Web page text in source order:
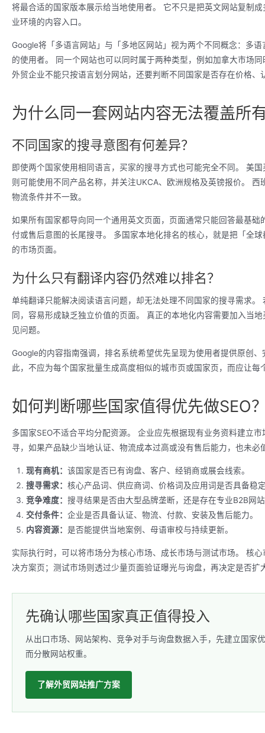
将最合适的国家版本展示给当地使用者。 它不只是把英文网站复制
业环境的内容入口。
Google将「多语言网站」与「多地区网站」视为两个不同概念：多
的使用者。 同一个网站也可以同时属于两种类型，例如加拿大市场
外贸企业不能只按语言划分网站，还要判断不同国家是否存在价格、
为什么同一套网站内容无法覆盖所
不同国家的搜寻意图有何差异？
即使两个国家使用相同语言，买家的搜寻方式也可能完全不同。 美
则可能使用不同产品名称，并关注UKCA、欧洲规格及英镑报价。
物流条件并不一致。
如果所有国家都导向同一个通用英文页面，页面通常只能回答最基
付或售后意图的长尾搜寻。 多国家本地化排名的核心，就是把「全
的市场页面。
为什么只有翻译内容仍然难以排名？
单纯翻译只能解决阅读语言问题，却无法处理不同国家的搜寻需求
同，容易形成缺乏独立价值的页面。 真正的本地化内容需要加入当
见问题。
Google的内容指南强调，排名系统希望优先呈现为使用者提供原创
此，不应为每个国家批量生成高度相似的城市页或国家页，而应让
如何判断哪些国家值得优先做SEO
多国家SEO不适合平均分配资源。 企业应先根据现有业务资料建立
寻，如果产品缺少当地认证、物流成本过高或没有售后能力，也未必
现有商机： 该国家是否已有询盘、客户、经销商或展会线索。
搜寻需求： 核心产品词、供应商词、价格词及应用词是否具备稳
竞争难度： 搜寻结果是否由大型品牌垄断，还是存在专业B2B网
交付条件： 企业是否具备认证、物流、付款、安装及售后能力。
内容资源： 是否能提供当地案例、母语审校与持续更新。
实际执行时，可以将市场分为核心市场、成长市场与测试市场。 核
决方案页；测试市场则透过少量页面验证曝光与询盘，再决定是否扩
先确认哪些国家真正值得投入
从出口市场、网站架构、竞争对手与询盘数据入手，先建立国家
而分散网站权重。
了解外贸网站推广方案